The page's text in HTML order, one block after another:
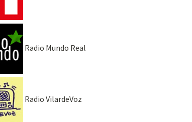
Radio Mundo Real
Radio VilardeVoz